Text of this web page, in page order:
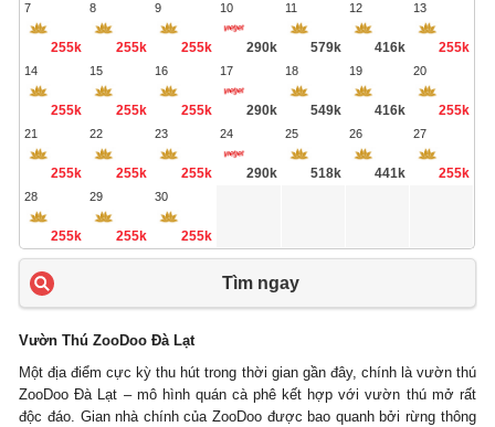
7
255k
8
255k
9
255k
10
290k
11
579k
12
416k
13
255k
14
255k
15
255k
16
255k
17
290k
18
549k
19
416k
20
255k
21
255k
22
255k
23
255k
24
290k
25
518k
26
441k
27
255k
28
255k
29
255k
30
255k
Tìm ngay
Vườn Thú ZooDoo Đà Lạt
Một địa điểm cực kỳ thu hút trong thời gian gần đây, chính là vườn thú
ZooDoo Đà Lạt – mô hình quán cà phê kết hợp với vườn thú mở rất
độc đáo. Gian nhà chính của ZooDoo được bao quanh bởi rừng thông